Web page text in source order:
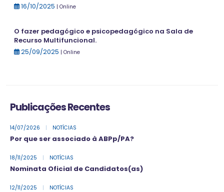
16/10/2025 | Online
O fazer pedagógico e psicopedagógico na Sala de
Recurso Multifuncional.
25/09/2025 | Online
Publicações Recentes
14/07/2026 | NOTÍCIAS
Por que ser associado à ABPp/PA?
18/11/2025 | NOTÍCIAS
Nominata Oficial de Candidatos(as)
12/11/2025 | NOTÍCIAS